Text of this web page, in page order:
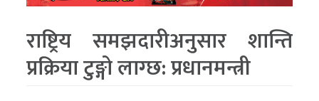
राष्ट्रिय समझदारीअनुसार शान्ति
प्रक्रिया टुङ्गो लाग्छ: प्रधानमन्त्री